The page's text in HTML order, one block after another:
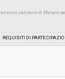
sanitario di Merano
REQUISITI DI